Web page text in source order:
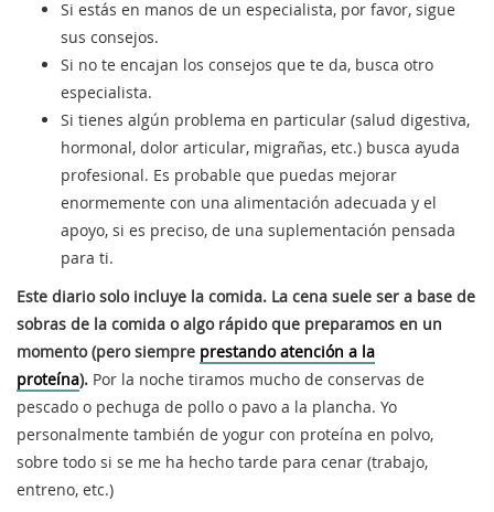
Si estás en manos de un especialista, por favor, sigue
sus consejos.
Si no te encajan los consejos que te da, busca otro
especialista.
Si tienes algún problema en particular (salud digestiva,
hormonal, dolor articular, migrañas, etc.) busca ayuda
profesional. Es probable que puedas mejorar
enormemente con una alimentación adecuada y el
apoyo, si es preciso, de una suplementación pensada
para ti.
Este diario solo incluye la comida. La cena suele ser a base de
sobras de la comida o algo rápido que preparamos en un
momento (pero siempre prestando atención a la
proteína). Por la noche tiramos mucho de conservas de
pescado o pechuga de pollo o pavo a la plancha. Yo
personalmente también de yogur con proteína en polvo,
sobre todo si se me ha hecho tarde para cenar (trabajo,
entreno, etc.)